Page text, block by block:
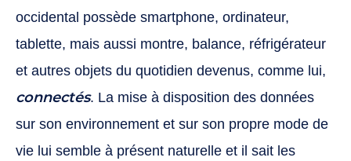
occidental possède smartphone, ordinateur,
tablette, mais aussi montre, balance, réfrigérateur
et autres objets du quotidien devenus, comme lui,
connectés. La mise à disposition des données
sur son environnement et sur son propre mode de
vie lui semble à présent naturelle et il sait les